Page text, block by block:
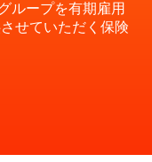
ループを有期雇用
せていただく保険